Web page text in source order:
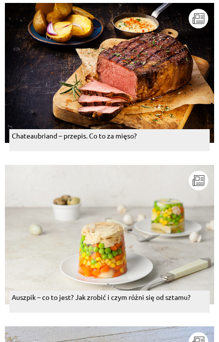
Chateaubriand – przepis. Co to za mięso?
Auszpik – co to jest? Jak zrobić i czym różni się od sztamu?